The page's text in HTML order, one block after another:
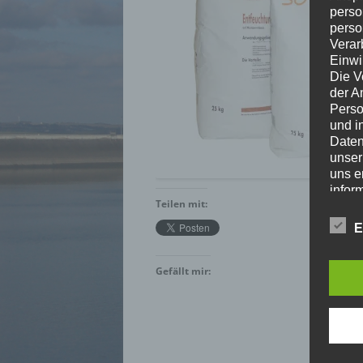
Teilen mit:
Gefällt mir:
Die
der
und
uns
Wir
Aus